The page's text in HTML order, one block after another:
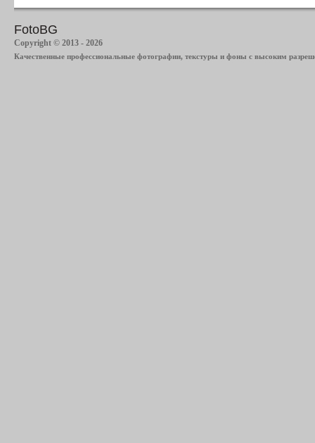
FotoBG
Copyright © 2013 - 2026
Качественные профессиональные фотографии, текстуры и фоны с высоким